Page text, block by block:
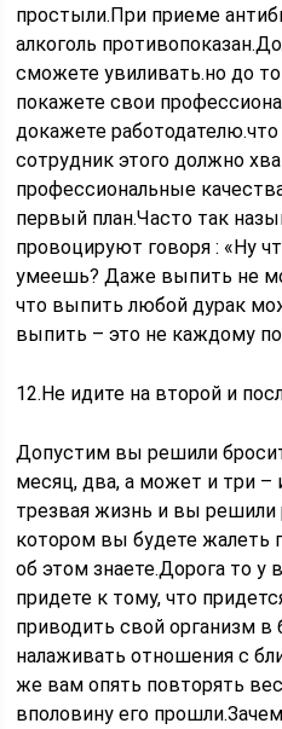
простыли.При приеме
алкоголь
сможете увиливать.но до
покажете свои
докажете
сотрудник этого должно
профессиональные
первый план.Часто так
провоцируют говоря : «Ну
умеешь? Даже выпить не
что выпить любой дурак
выпить – это не каждому
12.Не идите на второй и
Допустим вы решили
месяц, два, а может и три –
трезвая жизнь и вы решили
котором вы будете жалеть
об этом знаете.Дорога то у
придете к тому, что
приводить свой организм
налаживать отношения с
же вам опять повторять
вполовину его